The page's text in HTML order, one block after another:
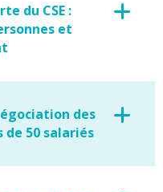
du CSE :
et
des
de 50 salariés